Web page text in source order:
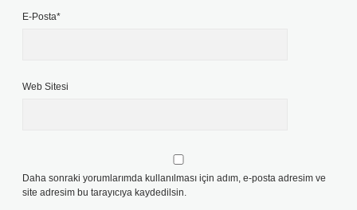
E-Posta*
Web Sitesi
Daha sonraki yorumlarımda kullanılması için adım, e-posta adresim ve
site adresim bu tarayıcıya kaydedilsin.